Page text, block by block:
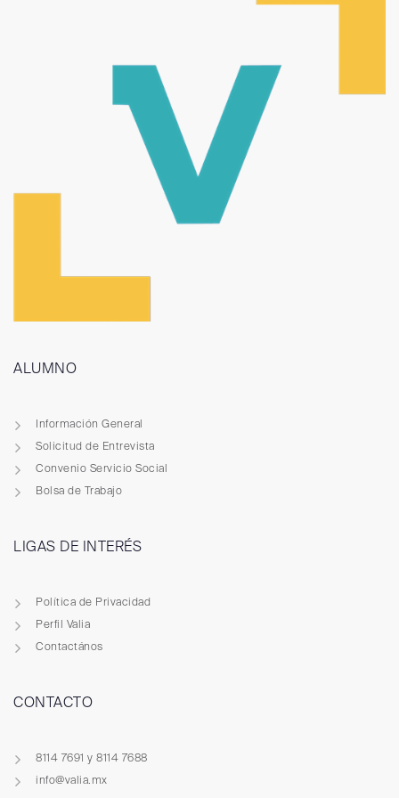
7
8
9
5
6
7
8
ALUMNO
Información General
Solicitud de Entrevista
Convenio Servicio Social
Bolsa de Trabajo
LIGAS DE INTERÉS
Política de Privacidad
Perfil Valia
Contactános
CONTACTO
8114 7691 y 8114 7688
info@valia.mx